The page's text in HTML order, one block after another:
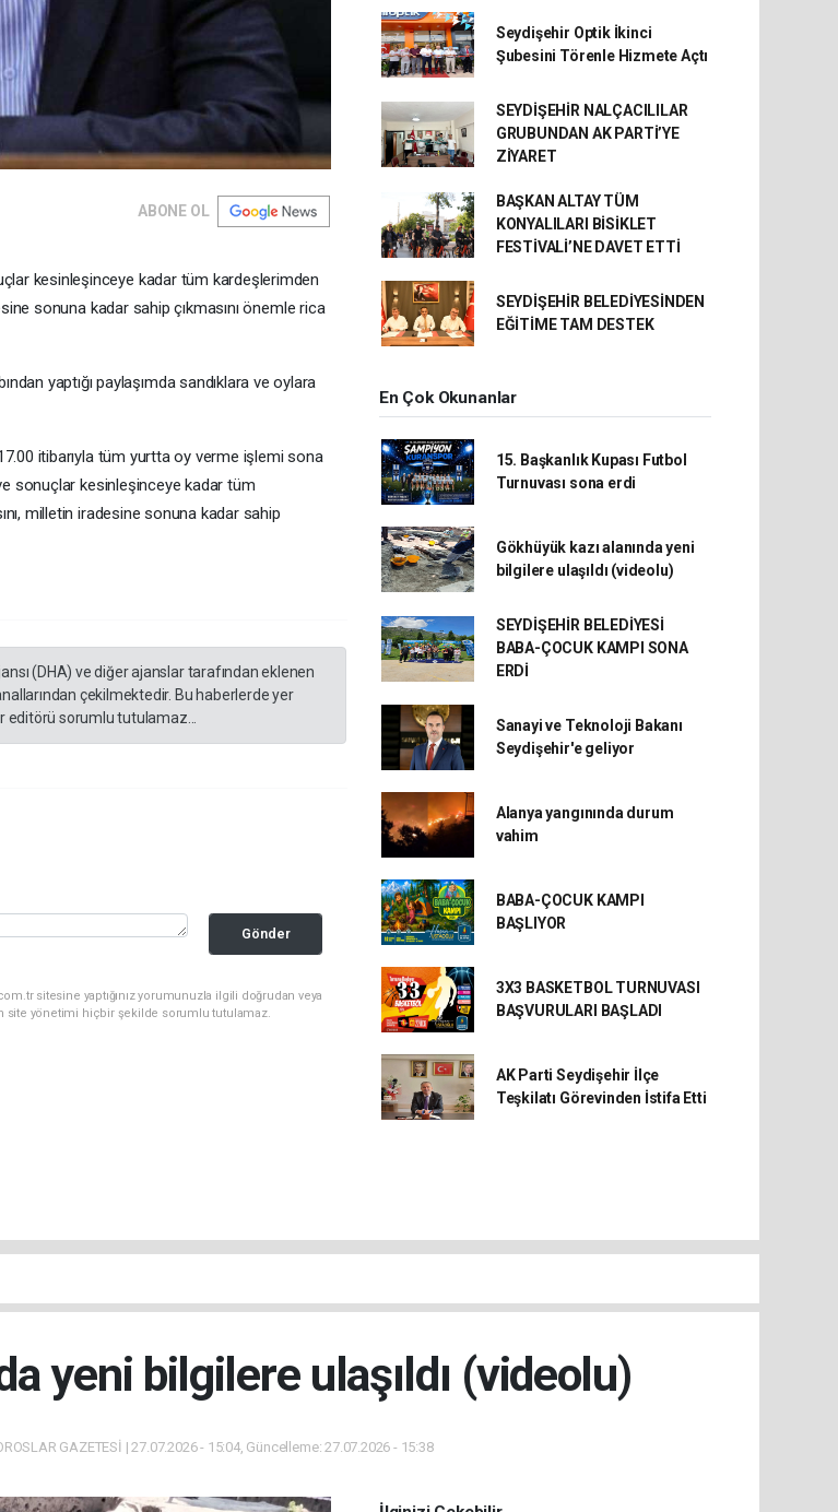
ABONE OL
kesinleşinceye kadar tüm kardeşlerimden
sonuna kadar sahip çıkmasını önemle rica
yaptığı paylaşımda sandıklara ve oylara
itibarıyla tüm yurtta oy verme işlemi sona
sonuçlar kesinleşinceye kadar tüm
milletin iradesine sonuna kadar sahip
(DHA) ve diğer ajanslar tarafından eklenen
çekilmektedir. Bu haberlerde yer
sorumlu tutulamaz...
Gönder
sitesine yaptığınız yorumunuzla ilgili doğrudan veya
site yönetimi hiçbir şekilde sorumlu tutulamaz.
Seydişehir Optik İkinci
Şubesini Törenle Hizmete Açtı
SEYDİŞEHİR NALÇACILILAR
GRUBUNDAN AK PARTİ’YE
ZİYARET
BAŞKAN ALTAY TÜM
KONYALILARI BİSİKLET
FESTİVALİ’NE DAVET ETTİ
SEYDİŞEHİR BELEDİYESİNDEN
EĞİTİME TAM DESTEK
En Çok Okunanlar
15. Başkanlık Kupası Futbol
Turnuvası sona erdi
Gökhüyük kazı alanında yeni
bilgilere ulaşıldı (videolu)
SEYDİŞEHİR BELEDİYESİ
BABA-ÇOCUK KAMPI SONA
ERDİ
Sanayi ve Teknoloji Bakanı
Seydişehir'e geliyor
Alanya yangınında durum
vahim
BABA-ÇOCUK KAMPI
BAŞLIYOR
3X3 BASKETBOL TURNUVASI
BAŞVURULARI BAŞLADI
AK Parti Seydişehir İlçe
Teşkilatı Görevinden İstifa Etti
yeni bilgilere ulaşıldı (videolu)
GAZETESİ | 27.07.2026 - 15:04, Güncelleme: 27.07.2026 - 15:38